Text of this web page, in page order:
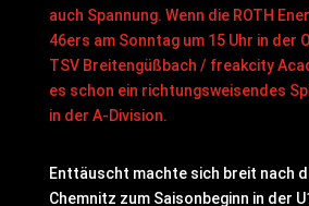
auch Spannung. Wenn die ROTH
46ers am Sonntag um 15 Uhr in der
TSV Breitengüßbach / freakcity
es schon ein richtungsweisendes
in der A-Division.
Enttäuscht machte sich breit nach
Chemnitz zum Saisonbeginn in der